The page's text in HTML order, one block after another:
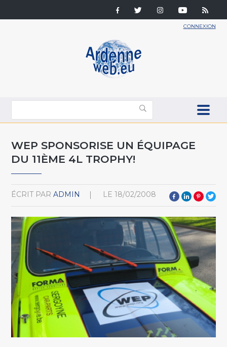
CONNEXION
WEP SPONSORISE UN ÉQUIPAGE
DU 11ÈME 4L TROPHY!
ÉCRIT PAR ADMIN LE 18/02/2008